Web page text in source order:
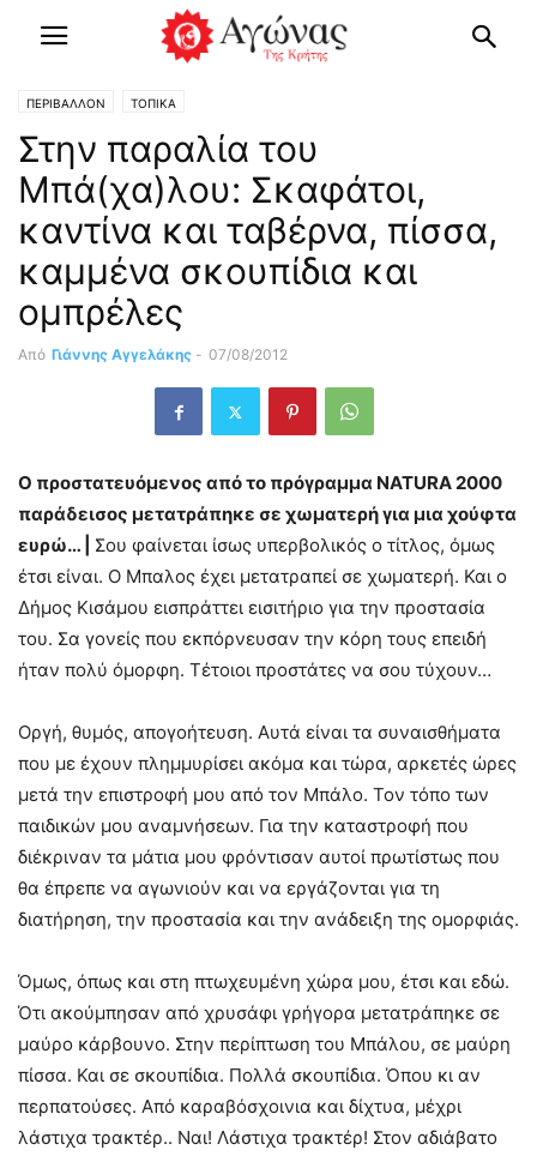
ΠΕΡΙΒΑΛΛΟΝ ΤΟΠΙΚΑ
Στην παραλία του
Μπά(χα)λου: Σκαφάτοι,
καντίνα και ταβέρνα, πίσσα,
καμμένα σκουπίδια και
ομπρέλες
Από Γιάννης Αγγελάκης - 07/08/2012
Ο προστατευόμενος από το πρόγραμμα ΝΑΤURA2000
παράδεισος μετατράπηκε σε χωματερή για μια χούφτα
ευρώ… | Σου φαίνεται ίσως υπερβολικός ο τίτλος, όμως
έτσι είναι. Ο Μπαλος έχει μετατραπεί σε χωματερή. Και ο
Δήμος Κισάμου εισπράττει εισιτήριο για την προστασία
του. Σα γονείς που εκπόρνευσαν την κόρη τους επειδή
ήταν πολύ όμορφη. Τέτοιοι προστάτες να σου τύχουν…
Οργή, θυμός, απογοήτευση. Αυτά είναι τα συναισθήματα
που με έχουν πλημμυρίσει ακόμα και τώρα, αρκετές ώρες
μετά την επιστροφή μου από τον Μπάλο. Τον τόπο των
παιδικών μου αναμνήσεων. Για την καταστροφή που
διέκριναν τα μάτια μου φρόντισαν αυτοί πρωτίστως που
θα έπρεπε να αγωνιούν και να εργάζονται για τη
διατήρηση, την προστασία και την ανάδειξη της ομορφιάς.
Όμως, όπως και στη πτωχευμένη χώρα μου, έτσι και εδώ.
Ότι ακούμπησαν από χρυσάφι γρήγορα μετατράπηκε σε
μαύρο κάρβουνο. Στην περίπτωση του Μπάλου, σε μαύρη
πίσσα. Και σε σκουπίδια. Πολλά σκουπίδια. Όπου κι αν
περπατούσες. Από καραβόσχοινια και δίχτυα, μέχρι
λάστιχα τρακτέρ.. Ναι! Λάστιχα τρακτέρ! Στον αδιάβατο